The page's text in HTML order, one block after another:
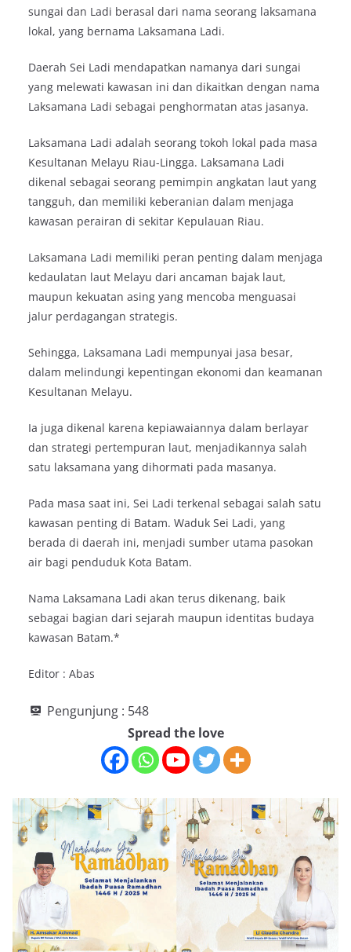
sungai dan Ladi berasal dari nama seorang laksamana
lokal, yang bernama Laksamana Ladi.
Daerah Sei Ladi mendapatkan namanya dari sungai
yang melewati kawasan ini dan dikaitkan dengan nama
Laksamana Ladi sebagai penghormatan atas jasanya.
Laksamana Ladi adalah seorang tokoh lokal pada masa
Kesultanan Melayu Riau-Lingga. Laksamana Ladi
dikenal sebagai seorang pemimpin angkatan laut yang
tangguh, dan memiliki keberanian dalam menjaga
kawasan perairan di sekitar Kepulauan Riau.
Laksamana Ladi memiliki peran penting dalam menjaga
kedaulatan laut Melayu dari ancaman bajak laut,
maupun kekuatan asing yang mencoba menguasai
jalur perdagangan strategis.
Sehingga, Laksamana Ladi mempunyai jasa besar,
dalam melindungi kepentingan ekonomi dan keamanan
Kesultanan Melayu.
Ia juga dikenal karena kepiawaiannya dalam berlayar
dan strategi pertempuran laut, menjadikannya salah
satu laksamana yang dihormati pada masanya.
Pada masa saat ini, Sei Ladi terkenal sebagai salah satu
kawasan penting di Batam. Waduk Sei Ladi, yang
berada di daerah ini, menjadi sumber utama pasokan
air bagi penduduk Kota Batam.
Nama Laksamana Ladi akan terus dikenang, baik
sebagai bagian dari sejarah maupun identitas budaya
kawasan Batam.*
Editor : Abas
Pengunjung : 548
Spread the love